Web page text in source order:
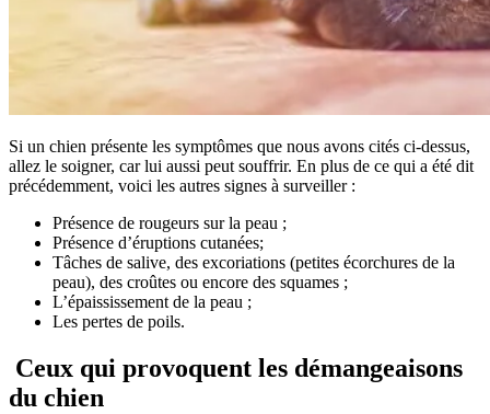
Si un chien présente les symptômes que nous avons cités ci-dessus,
allez le soigner, car lui aussi peut souffrir. En plus de ce qui a été dit
précédemment, voici les autres signes à surveiller :
Présence de rougeurs sur la peau ;
Présence d’éruptions cutanées;
Tâches de salive, des excoriations (petites écorchures de la
peau), des croûtes ou encore des squames ;
L’épaississement de la peau ;
Les pertes de poils.
Ceux qui provoquent les démangeaisons
du chien